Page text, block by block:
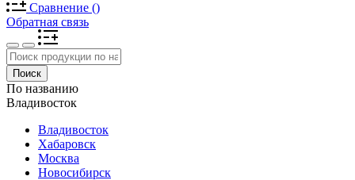
Сравнение ()
Обратная связь
Поиск
По названию
Владивосток
Владивосток
Хабаровск
Москва
Новосибирск